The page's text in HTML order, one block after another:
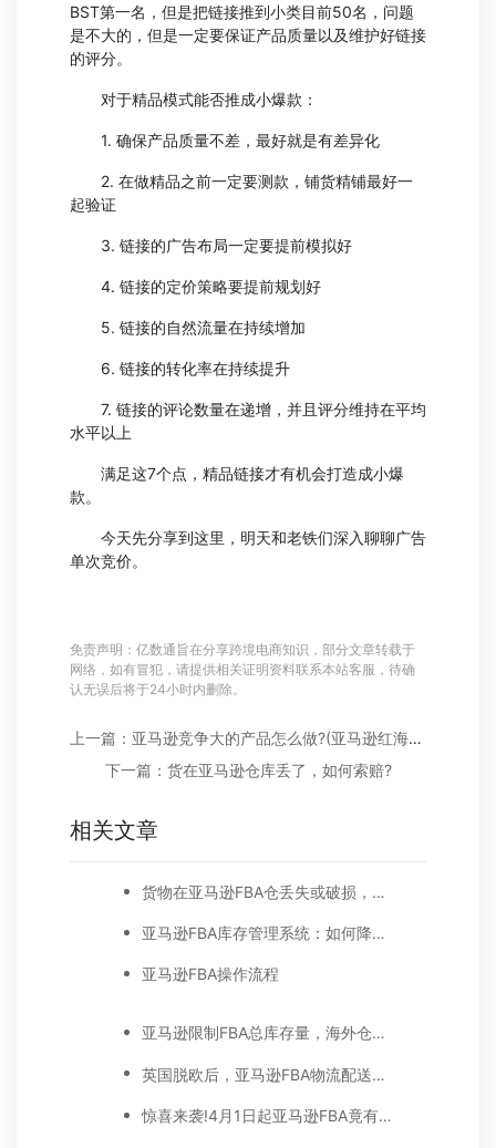
BST第一名，但是把链接推到小类目前50名，问题
是不大的，但是一定要保证产品质量以及维护好链接
的评分。
对于精品模式能否推成小爆款：
1. 确保产品质量不差，最好就是有差异化
2. 在做精品之前一定要测款，铺货精铺最好一
起验证
3. 链接的广告布局一定要提前模拟好
4. 链接的定价策略要提前规划好
5. 链接的自然流量在持续增加
6. 链接的转化率在持续提升
7. 链接的评论数量在递增，并且评分维持在平均
水平以上
满足这7个点，精品链接才有机会打造成小爆
款。
今天先分享到这里，明天和老铁们深入聊聊广告
单次竞价。
免责声明：亿数通旨在分享跨境电商知识，部分文章转载于
网络，如有冒犯，请提供相关证明资料联系本站客服，待确
认无误后将于24小时内删除。
上一篇：亚马逊竞争大的产品怎么做?(亚马逊红海类目能做吗)
下一篇：货在亚马逊仓库丢了，如何索赔?
相关文章
货物在亚马逊FBA仓丢失或破损，这笔损失如何向亚马逊索赔?
亚马逊FBA库存管理系统：如何降低亚马逊FBA费用?
亚马逊FBA操作流程
亚马逊限制FBA总库存量，海外仓业绩要翻番
英国脱欧后，亚马逊FBA物流配送大调整!要做好这些准备
惊喜来袭!4月1日起亚马逊FBA竟有80%的折扣福利